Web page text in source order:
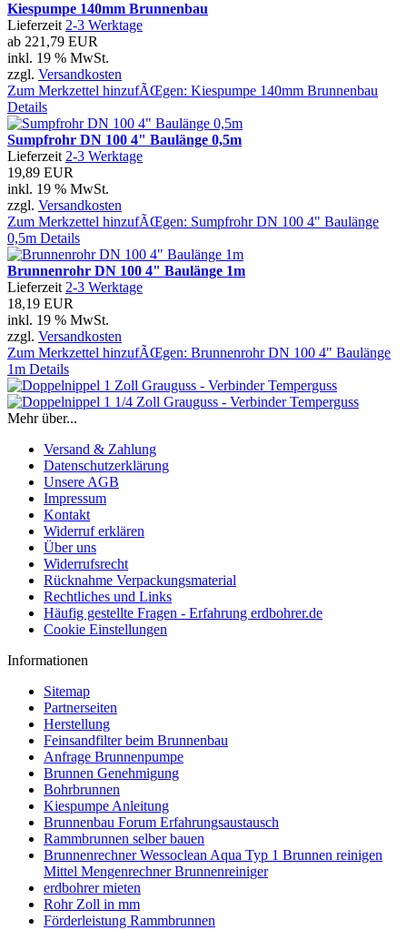
Kiespumpe 140mm Brunnenbau
Lieferzeit2-3 Werktage
ab 221,79 EUR
inkl. 19 % MwSt.
zzgl. Versandkosten
Zum Merkzettel hinzufÃŒgen: Kiespumpe 140mm Brunnenbau
Details
Sumpfrohr DN 100 4" Baulänge 0,5m
Lieferzeit2-3 Werktage
19,89 EUR
inkl. 19 % MwSt.
zzgl. Versandkosten
Zum Merkzettel hinzufÃŒgen: Sumpfrohr DN 100 4" Baulänge
0,5m Details
Brunnenrohr DN 100 4" Baulänge 1m
Lieferzeit2-3 Werktage
18,19 EUR
inkl. 19 % MwSt.
zzgl. Versandkosten
Zum Merkzettel hinzufÃŒgen: Brunnenrohr DN 100 4" Baulänge
1m Details
Mehr über...
Versand & Zahlung
Datenschutzerklärung
Unsere AGB
Impressum
Kontakt
Widerruf erklären
Über uns
Widerrufsrecht
Rücknahme Verpackungsmaterial
Rechtliches und Links
Häufig gestellte Fragen - Erfahrung erdbohrer.de
Cookie Einstellungen
Informationen
Sitemap
Partnerseiten
Herstellung
Feinsandfilter beim Brunnenbau
Anfrage Brunnenpumpe
Brunnen Genehmigung
Bohrbrunnen
Kiespumpe Anleitung
Brunnenbau Forum Erfahrungsaustausch
Rammbrunnen selber bauen
Brunnenrechner Wessoclean Aqua Typ 1 Brunnen reinigen
Mittel Mengenrechner Brunnenreiniger
erdbohrer mieten
Rohr Zoll in mm
Förderleistung Rammbrunnen